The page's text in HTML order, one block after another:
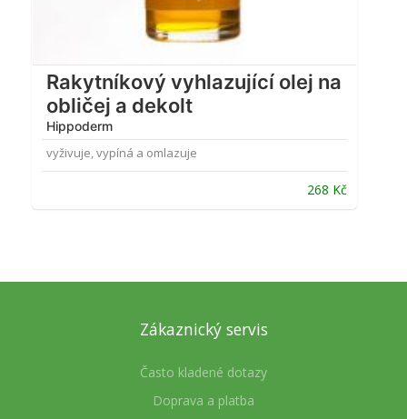
Rakytníkový vyhlazující olej na
obličej a dekolt
Hippoderm
vyživuje, vypíná a omlazuje
268 Kč
Zákaznický servis
Často kladené dotazy
Doprava a platba